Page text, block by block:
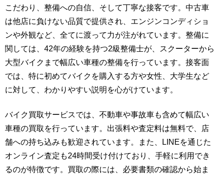
こだわり、整備への自信、そして丁寧な接客です。中古車
は他店に負けない品質で提供され、エンジンコンディショ
ンや外観など、全てに渡って力が注がれています。整備に
関しては、42年の経験を持つ2級整備士が、スクーターから
大型バイクまで幅広い車種の整備を行っています。接客面
では、特に初めてバイクを購入する方や女性、大学生など
に対して、わかりやすい説明を心がけています。
バイク買取サービスでは、不動車や事故車も含めて幅広い
車種の買取を行っています。出張料や査定料は無料で、店
舗への持ち込みも歓迎されています。また、LINEを通じた
オンライン査定も24時間受け付けており、手軽に利用でき
るのが特徴です。買取の際には、必要書類の確認から始ま